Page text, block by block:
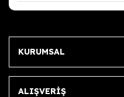
KURUMSAL
ALIŞVERİŞ